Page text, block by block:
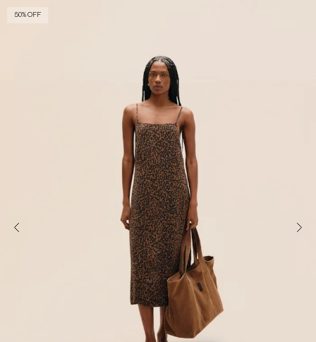
50% OFF